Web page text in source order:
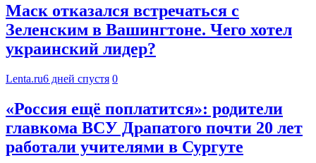
Маск отказался встречаться с
Зеленским в Вашингтоне. Чего хотел
украинский лидер?
Lenta.ru6 дней спустя 0
«Россия ещё поплатится»: родители
главкома ВСУ Драпатого почти 20 лет
работали учителями в Сургуте